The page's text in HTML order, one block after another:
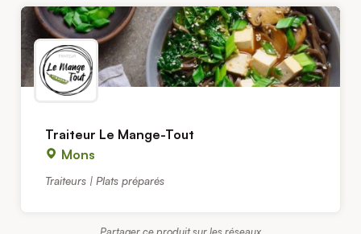
Traiteur Le Mange-Tout
Mons
Traiteurs | Plats préparés
Partager ce produit sur les réseaux